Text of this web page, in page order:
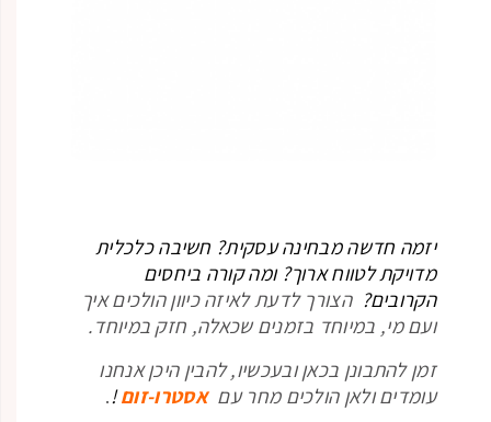
יזמה חדשה מבחינה עסקית? חשיבה כלכלית
מדויקת לטווח ארוך? ומה קורה ביחסים
הקרובים? הצורך לדעת לאיזה כיוון הולכים איך
ועם מי, במיוחד בזמנים שכאלה, חזק במיוחד.
זמן להתבונן בכאן ובעכשיו, להבין היכן אנחנו
עומדים ולאן הולכים מחר עםאסטרו-זום!
.